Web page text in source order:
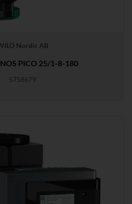
Nordic AB
PICO 25/1-8-180
5758679